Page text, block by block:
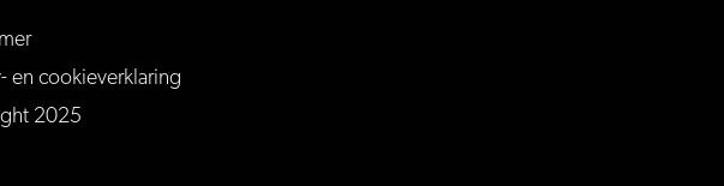
channel/UCQTy6iqLXu4Q6_ZT-7j0UGw
en cookieverklaring
2025